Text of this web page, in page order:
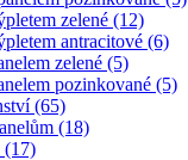
zelené (12)
antracitové (6)
zelené (5)
pozinkované (5)
(65)
(18)
(17)